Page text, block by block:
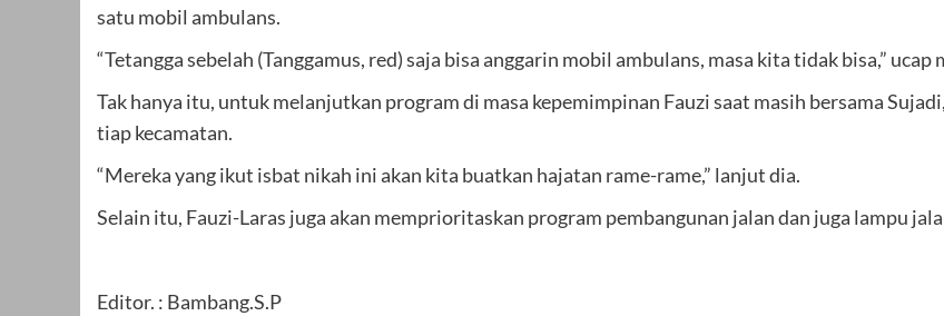
satu mobil ambulans.
“Tetangga sebelah (Tanggamus, red) saja bisa anggarin mobil ambulans, masa kita tidak bisa,”
Tak hanya itu, untuk melanjutkan program di masa kepemimpinan Fauzi saat masih bersama
tiap kecamatan.
“Mereka yang ikut isbat nikah ini akan kita buatkan hajatan rame-rame,” lanjut dia.
Selain itu, Fauzi-Laras juga akan memprioritaskan program pembangunan jalan dan juga lampu
Editor. : Bambang.S.P